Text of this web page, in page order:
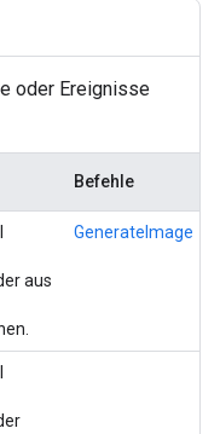
oder Ereignisse
Befehle
aus
GenerateImage